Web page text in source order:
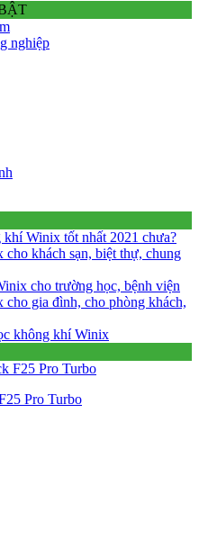
nghiệp
Winix tốt nhất 2021 chưa?
khách sạn, biệt thự, chung
cho trường học, bệnh viện
gia đình, cho phòng khách,
không khí Winix
Pro Turbo